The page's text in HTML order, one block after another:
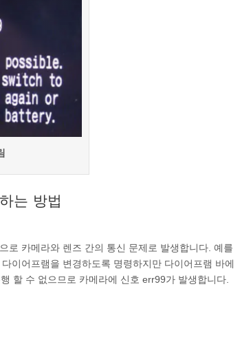
는 방법
로 카메라와 렌즈 간의 통신 문제로 발생합니다. 예를
이어프램을 변경하도록 명령하지만 다이어프램 바에
할 수 없으므로 카메라에 신호 err99가 발생합니다.